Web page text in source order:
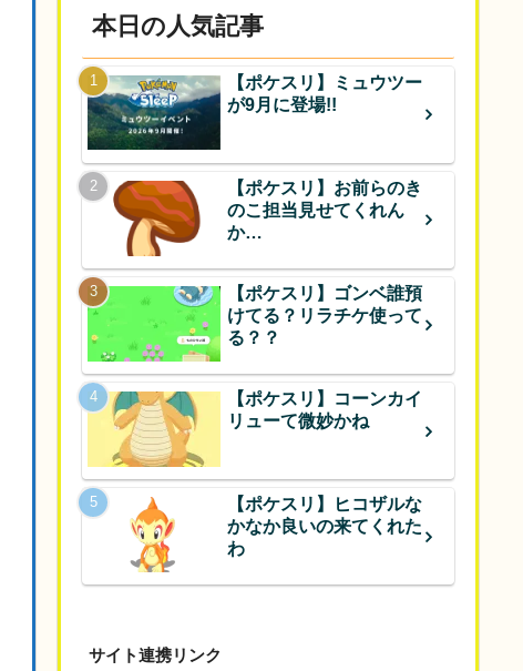
本日の人気記事
【ポケスリ】ミュウツー
が9月に登場!!
【ポケスリ】お前らのき
のこ担当見せてくれん
か…
【ポケスリ】ゴンベ誰預
けてる？リラチケ使って
る？？
【ポケスリ】コーンカイ
リューて微妙かね
【ポケスリ】ヒコザルな
かなか良いの来てくれた
わ
サイト連携リンク